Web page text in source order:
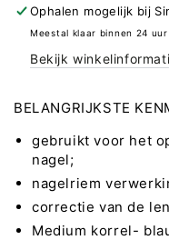
STALEKS
Diamant
Bitje
Blauw
8
mm
Diamant
Bitje
Blauw
8
Ophalen mogelijk bij
Meestal klaar binnen 24 uur
Bekijk
BELANGRIJKSTE
gebruikt voor het
nagel;
nagelriem
correctie van de
Medium korrel-